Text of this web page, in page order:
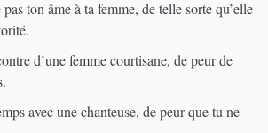
ton âme à ta femme, de telle sorte qu’elle
d’une femme courtisane, de peur de
avec une chanteuse, de peur que tu ne